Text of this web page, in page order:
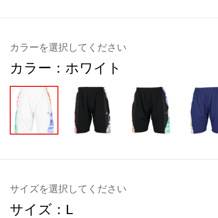
カラーを選択してください
カラー： ホワイト
サイズを選択してください
サイズ： L